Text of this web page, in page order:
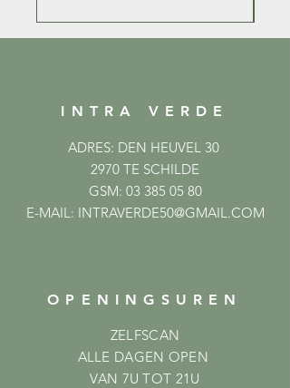
INTRA VERDE
ADRES: DEN HEUVEL 30
2970 TE SCHILDE
GSM: 03 385 05 80
E-MAIL: INTRAVERDE50@GMAIL.COM
OPENINGSUREN
ZELFSCAN
ALLE DAGEN OPEN
VAN 7U TOT 21U